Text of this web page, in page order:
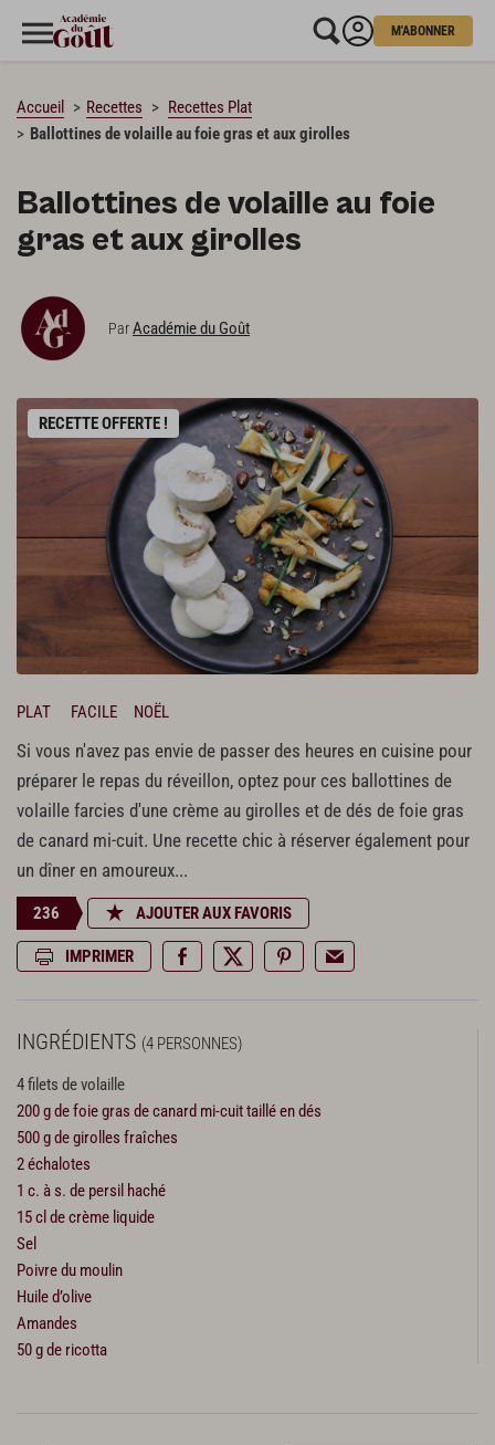
M'ABONNER
Accueil Recettes
Recettes Plat
Ballottines de volaille au foie gras et aux girolles
Ballottines de volaille au foie
gras et aux girolles
ParAcadémie du Goût
RECETTE OFFERTE !
PLAT FACILE NOËL
Si vous n'avez pas envie de passer des heures en cuisine pour
préparer le repas du réveillon, optez pour ces ballottines de
volaille farcies d'une crème au girolles et de dés de foie gras
de canard mi-cuit. Une recette chic à réserver également pour
un dîner en amoureux...
236 AJOUTER AUX FAVORIS
IMPRIMER
INGRÉDIENTS (4 PERSONNES)
4 filets de volaille
200 g de foie gras de canard mi-cuit taillé en dés
500 g de girolles fraîches
2 échalotes
1 c. à s. de persil haché
15 cl de crème liquide
Sel
Poivre du moulin
Huile d’olive
Amandes
50 g de ricotta
CHARGEMENT…